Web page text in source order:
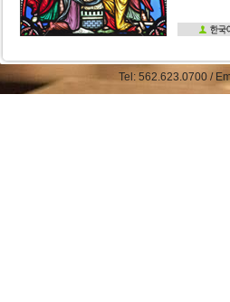
Tel: 562.623.0700 /